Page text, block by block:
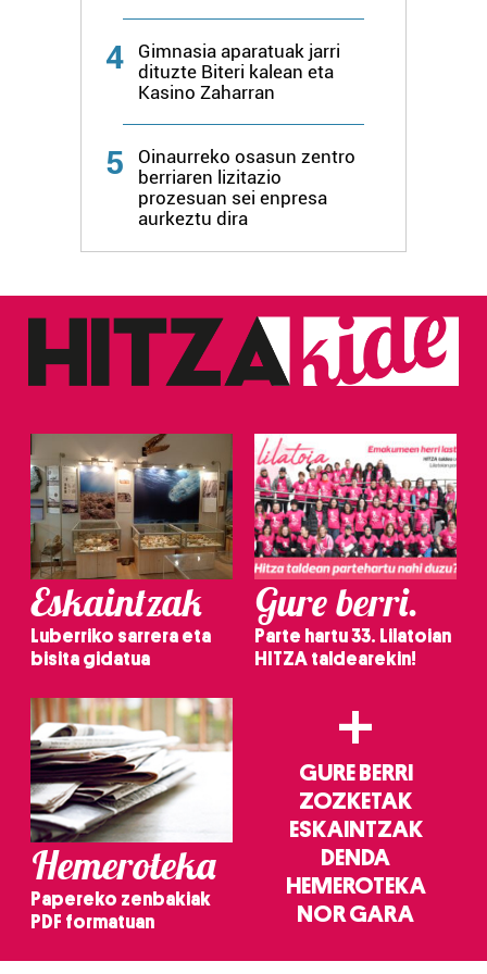
Webgune honek cookie propioak eta hirugarrenen cookie-
baliatzen gara. Ohar hau onartuz gero, teknologia hori
erabiltzeko baimen esplizitua ematen diguzu.
4
Gimnasia aparatuak jarri
dituzte Biteri kalean eta
Kasino Zaharran
5
Oinaurreko osasun zentro
berriaren lizitazio
prozesuan sei enpresa
aurkeztu dira
Eskaintzak
Luberriko sarrera eta
bisita gidatua
Gure berri.
Parte hartu 33. Lilatoian
HITZA taldearekin!
Hemeroteka
Papereko zenbakiak
PDF formatuan
+
GURE BERRI
ZOZKETAK
ESKAINTZAK
DENDA
HEMEROTEKA
NOR GARA